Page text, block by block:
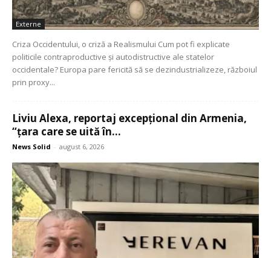
Externe
Criza Occidentului, o criză a Realismului Cum pot fi explicate
politicile contraproductive și autodistructive ale statelor
occidentale? Europa pare fericită să se dezindustrializeze, războiul
prin proxy...
Liviu Alexa, reportaj excepțional din Armenia,
“țara care se uită în...
News Solid - august 6, 2026